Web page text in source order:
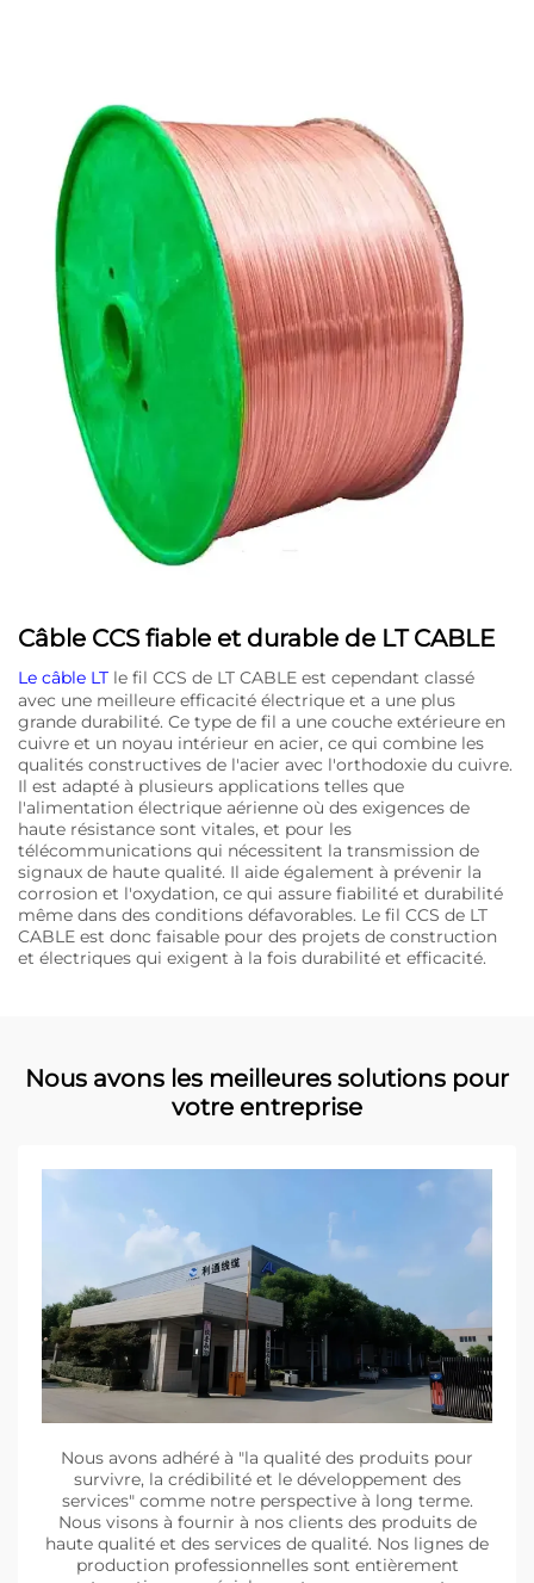
Câble CCS fiable et durable de LT CABLE
Le câble LT le fil CCS de LT CABLE est cependant classé
avec une meilleure efficacité électrique et a une plus
grande durabilité. Ce type de fil a une couche extérieure en
cuivre et un noyau intérieur en acier, ce qui combine les
qualités constructives de l'acier avec l'orthodoxie du cuivre.
Il est adapté à plusieurs applications telles que
l'alimentation électrique aérienne où des exigences de
haute résistance sont vitales, et pour les
télécommunications qui nécessitent la transmission de
signaux de haute qualité. Il aide également à prévenir la
corrosion et l'oxydation, ce qui assure fiabilité et durabilité
même dans des conditions défavorables. Le fil CCS de LT
CABLE est donc faisable pour des projets de construction
et électriques qui exigent à la fois durabilité et efficacité.
Nous avons les meilleures solutions pour
votre entreprise
Nous avons adhéré à "la qualité des produits pour
survivre, la crédibilité et le développement des
services" comme notre perspective à long terme.
Nous visons à fournir à nos clients des produits de
haute qualité et des services de qualité. Nos lignes de
production professionnelles sont entièrement